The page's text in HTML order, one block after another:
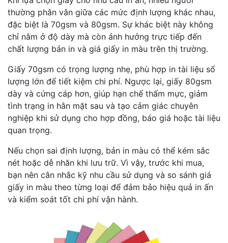
thường phân vân giữa các mức định lượng khác nhau,
đặc biệt là 70gsm và 80gsm. Sự khác biệt này không
chỉ nằm ở độ dày mà còn ảnh hưởng trực tiếp đến
chất lượng bản in và giá giấy in màu trên thị trường.
Giấy 70gsm có trọng lượng nhẹ, phù hợp in tài liệu số
lượng lớn để tiết kiệm chi phí. Ngược lại, giấy 80gsm
dày và cứng cáp hơn, giúp hạn chế thấm mực, giảm
tình trạng in hằn mặt sau và tạo cảm giác chuyên
nghiệp khi sử dụng cho hợp đồng, báo giá hoặc tài liệu
quan trọng.
Nếu chọn sai định lượng, bản in màu có thể kém sắc
nét hoặc dễ nhăn khi lưu trữ. Vì vậy, trước khi mua,
bạn nên cân nhắc kỹ nhu cầu sử dụng và so sánh giá
giấy in màu theo từng loại để đảm bảo hiệu quả in ấn
và kiểm soát tốt chi phí vận hành.